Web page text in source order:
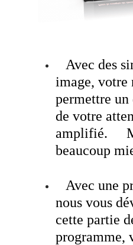
Avec des
image, votre
permettre
de votre
amplifié.
beaucoup
Avec une
nous vous
cette partie
programme,